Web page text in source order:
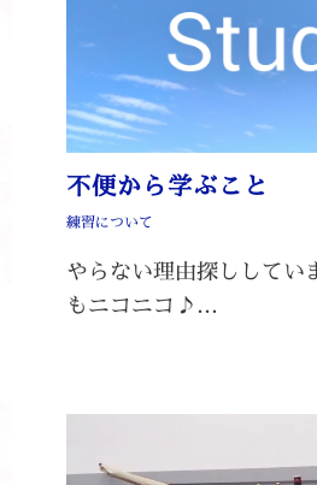
不便から学ぶこと
練習について
やらない理由探ししてい
もニコニコ♪…